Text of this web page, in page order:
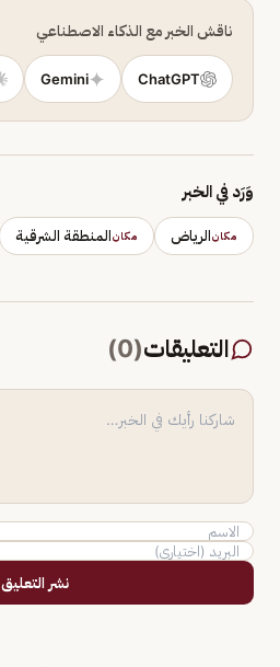
ناقش الخبر مع الذكاء الاصطناعي
ChatGPT
Gemini
وَرَد في الخبر
مكانالرياض مكانالمنطقة الشرقية
التعليقات(
0
)
نشر التعليق